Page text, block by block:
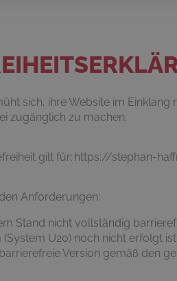
sich, ihre Website im
zugänglich zu machen.
gilt für: https://stephan-
Anforderungen:
Stand nicht vollständig
U20) noch nicht erfolgt
Version gemäß den